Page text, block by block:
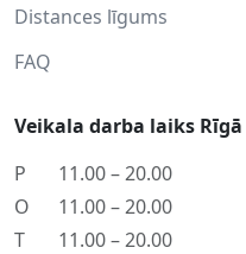
Distances līgums
FAQ
Veikala darba laiks Rīgā
P
11.00 – 20.00
O
11.00 – 20.00
T
11.00 – 20.00